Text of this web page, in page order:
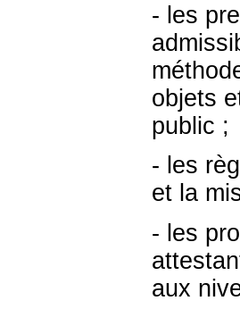
- les
objets
public ;
- les
et la
- les
aux